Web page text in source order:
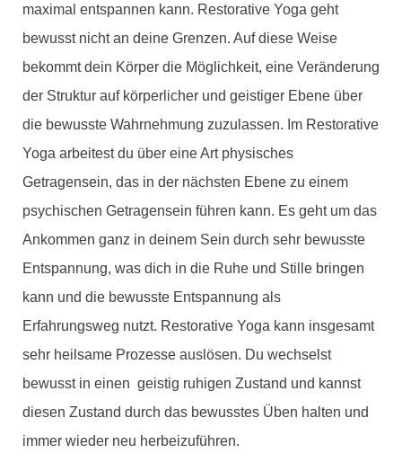
maximal entspannen kann. Restorative Yoga geht
bewusst nicht an deine Grenzen. Auf diese Weise
bekommt dein Körper die Möglichkeit, eine Veränderung
der Struktur auf körperlicher und geistiger Ebene über
die bewusste Wahrnehmung zuzulassen. Im Restorative
Yoga arbeitest du über eine Art physisches
Getragensein, das in der nächsten Ebene zu einem
psychischen Getragensein führen kann. Es geht um das
Ankommen ganz in deinem Sein durch sehr bewusste
Entspannung, was dich in die Ruhe und Stille bringen
kann und die bewusste Entspannung als
Erfahrungsweg nutzt. Restorative Yoga kann insgesamt
sehr heilsame Prozesse auslösen. Du wechselst
bewusst in einen geistig ruhigen Zustand und kannst
diesen Zustand durch das bewusstes Üben halten und
immer wieder neu herbeizuführen.